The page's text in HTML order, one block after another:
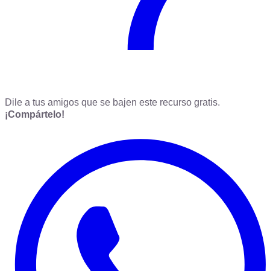
Dile a tus amigos que se bajen este recurso gratis.
¡Compártelo!